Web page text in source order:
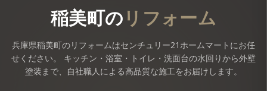
稲美町の リフォーム
兵庫県稲美町のリフォームはセンチュリー21ホームマートにお任
せください。 キッチン・浴室・トイレ・洗面台の水回りから外壁
塗装まで、自社職人による高品質な施工をお届けします。